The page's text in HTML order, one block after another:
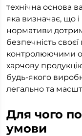
технічна основа
яка визначає, що
нормативи
безпечність
контролюючими
харчову
будь-якого
легально та
Для чого
умови